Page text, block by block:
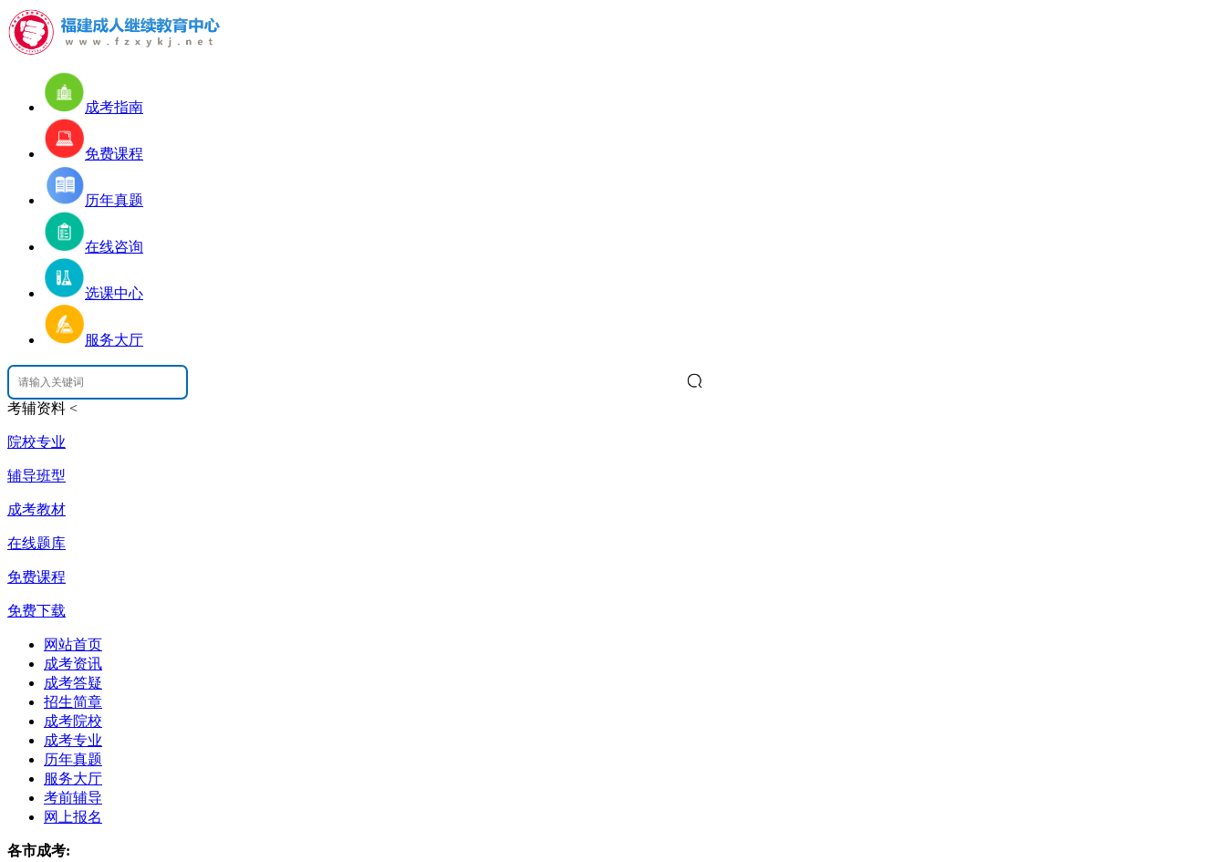
成考指南
免费课程
历年真题
在线咨询
选课中心
服务大厅
考辅资料 <
院校专业
辅导班型
成考教材
在线题库
免费课程
免费下载
网站首页
成考资讯
成考答疑
招生简章
成考院校
成考专业
历年真题
服务大厅
考前辅导
网上报名
各市成考: